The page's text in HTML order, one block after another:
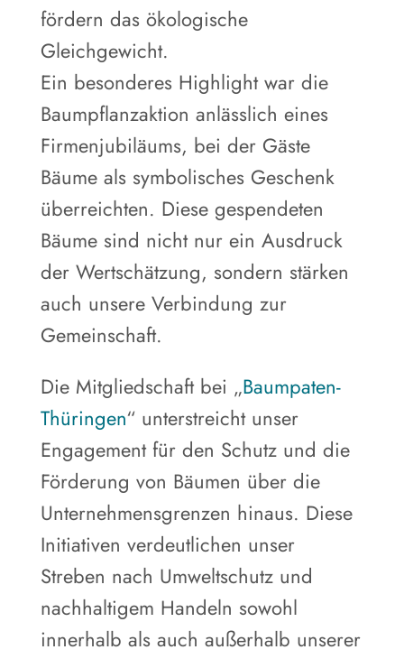
fördern das ökologische
Gleichgewicht.
Ein besonderes Highlight war die
Baumpflanzaktion anlässlich eines
Firmenjubiläums, bei der Gäste
Bäume als symbolisches Geschenk
überreichten. Diese gespendeten
Bäume sind nicht nur ein Ausdruck
der Wertschätzung, sondern stärken
auch unsere Verbindung zur
Gemeinschaft.
Die Mitgliedschaft bei „Baumpaten-
Thüringen“ unterstreicht unser
Engagement für den Schutz und die
Förderung von Bäumen über die
Unternehmensgrenzen hinaus. Diese
Initiativen verdeutlichen unser
Streben nach Umweltschutz und
nachhaltigem Handeln sowohl
innerhalb als auch außerhalb unserer